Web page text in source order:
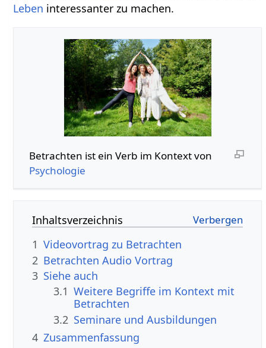
Leben interessanter zu machen.
Betrachten‏‎ ist ein Verb im Kontext von
Psychologie
Inhaltsverzeichnis
1
2
Betrachten‏‎ Audio Vortrag
3 Siehe auch
3.1 Weitere Begriffe im Kontext mit
3.2 Seminare und Ausbildungen
4 Zusammenfassung